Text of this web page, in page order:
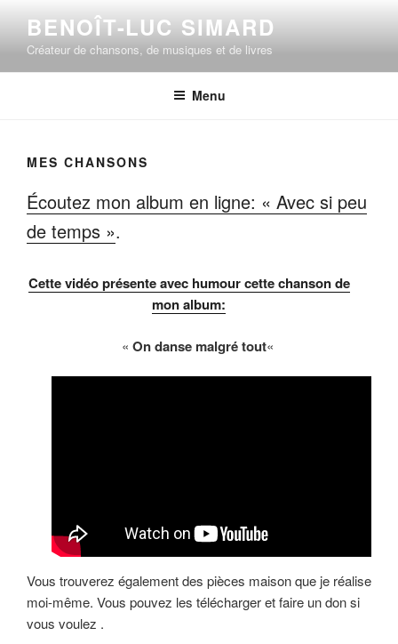
contenu
principal
BENOÎT-LUC SIMARD
Créateur de chansons, de musiques et de livres
Menu
MES CHANSONS
Écoutez mon album en ligne: « Avec si peu
de temps ».
Cette vidéo présente avec humour cette chanson de
mon album:
« On danse malgré tout«
Vous trouverez également des pièces maison que je réalise
moi-même. Vous pouvez les télécharger et faire un don si
vous voulez .